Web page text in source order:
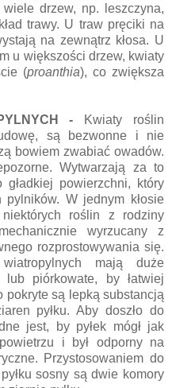
drzew, np. leszczyna,
trawy. U traw pręciki na
na zewnątrz kłosa. U
u większości drzew, kwiaty
(proanthia), co zwiększa
-
Kwiaty roślin
są bezwonne i nie
bowiem zwabiać owadów.
Wytwarzają za to
powierzchni, który
W jednym kłosie
roślin z rodziny
wyrzucany z
rozprostowywania się.
mają duże
lub piórkowate, by łatwiej
pokryte są lepką substancją
pyłku. Aby doszło do
jest, by pyłek mógł jak
i był odporny na
Przystosowaniem do
sosny są dwie komory